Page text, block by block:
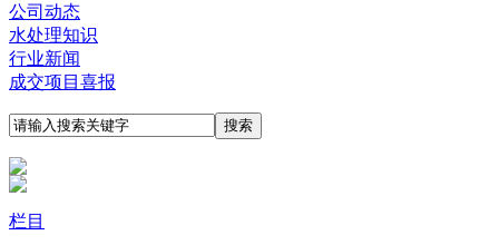
公司动态
水处理知识
行业新闻
成交项目喜报
栏目